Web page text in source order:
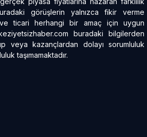
görüşlerin yalnızca fikir verme
ve ticari herhangi bir amaç için uygun
buradaki bilgilerden
veya kazançlardan dolayı sorumluluk
taşımamaktadır.